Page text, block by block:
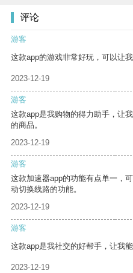
评论
游客
这款app的游戏非常好玩，可以让我
2023-12-19
游客
这款app是我购物的得力助手，让
的商品。
2023-12-19
游客
这款加速器app的功能有点单一，
动切换线路的功能。
2023-12-19
游客
这款app是我社交的好帮手，让我
2023-12-19